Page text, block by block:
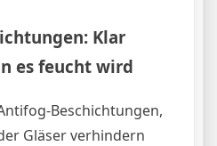
Klar
es feucht wird
Beschichtungen,
Gläser verhindern